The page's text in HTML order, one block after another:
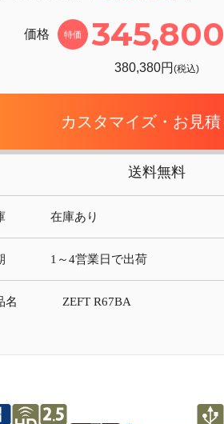
価格 特価 345,800
380,380円 (税込)
カスタマイズ・お見積
送料無料
在庫あり
1～4営業日で出荷
名 ZEFT R67BA